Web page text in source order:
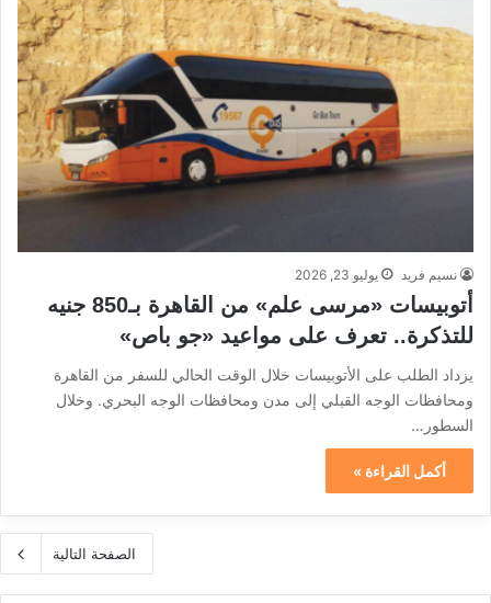
نسيم فريد يوليو 23, 2026
أتوبيسات «مرسى علم» من القاهرة بـ850 جنيه
للتذكرة.. تعرف على مواعيد «جو باص»
يزداد الطلب على الأتوبيسات خلال الوقت الحالي للسفر من القاهرة
ومحافظات الوجه القبلي إلى مدن ومحافظات الوجه البحري. وخلال
السطور…
أكمل القراءة »
الصفحة التالية